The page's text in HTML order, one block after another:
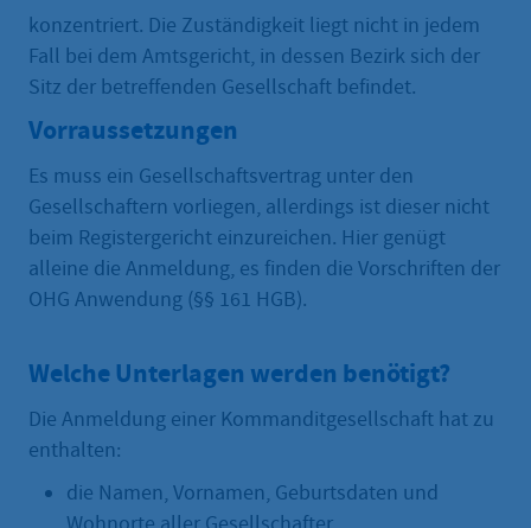
konzentriert. Die Zuständigkeit liegt nicht in jedem
Fall bei dem Amtsgericht, in dessen Bezirk sich der
Sitz der betreffenden Gesellschaft befindet.
Vorraussetzungen
Es muss ein Gesellschaftsvertrag unter den
Gesellschaftern vorliegen, allerdings ist dieser nicht
beim Registergericht einzureichen. Hier genügt
alleine die Anmeldung, es finden die Vorschriften der
OHG Anwendung (§§ 161 HGB).
Welche Unterlagen werden benötigt?
Die Anmeldung einer Kommanditgesellschaft hat zu
enthalten:
die Namen, Vornamen, Geburtsdaten und